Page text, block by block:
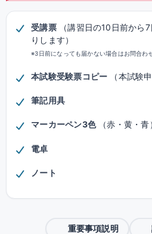
受講票
（講習日の10日前から
りします）
※3日前になっても届かない場合はお問合わ
本試験受験票コピー （本試験
筆記用具
マーカーペン3色 （赤・黄・青
電卓
ノート
重要事項説明